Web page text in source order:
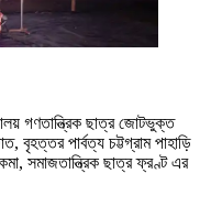
গণতান্ত্রিক ছাত্র জোটভুক্ত
বৃহত্তর পার্বত্য চট্টগ্রাম পাহাড়ি
সমাজতান্ত্রিক ছাত্র ফ্রণ্ট এর